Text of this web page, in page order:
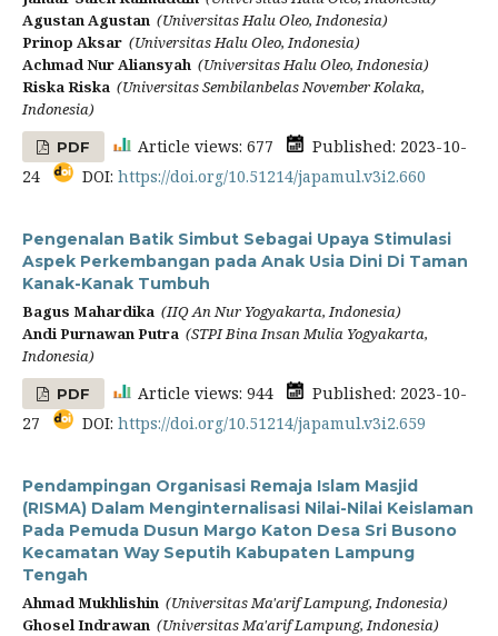
Agustan Agustan (Universitas Halu Oleo, Indonesia)
Prinop Aksar (Universitas Halu Oleo, Indonesia)
Achmad Nur Aliansyah (Universitas Halu Oleo, Indonesia)
Riska Riska (Universitas Sembilanbelas November Kolaka,
Indonesia)
PDF Article views: 677
Published: 2023-10-
24
DOI: https://doi.org/10.51214/japamul.v3i2.660
Pengenalan Batik Simbut Sebagai Upaya Stimulasi
Aspek Perkembangan pada Anak Usia Dini Di Taman
Kanak-Kanak Tumbuh
Bagus Mahardika (IIQ An Nur Yogyakarta, Indonesia)
Andi Purnawan Putra (STPI Bina Insan Mulia Yogyakarta,
Indonesia)
PDF Article views: 944
Published: 2023-10-
27
DOI: https://doi.org/10.51214/japamul.v3i2.659
Pendampingan Organisasi Remaja Islam Masjid
(RISMA) Dalam Menginternalisasi Nilai-Nilai Keislaman
Pada Pemuda Dusun Margo Katon Desa Sri Busono
Kecamatan Way Seputih Kabupaten Lampung
Tengah
Ahmad Mukhlishin (Universitas Ma'arif Lampung, Indonesia)
Ghosel Indrawan (Universitas Ma'arif Lampung, Indonesia)